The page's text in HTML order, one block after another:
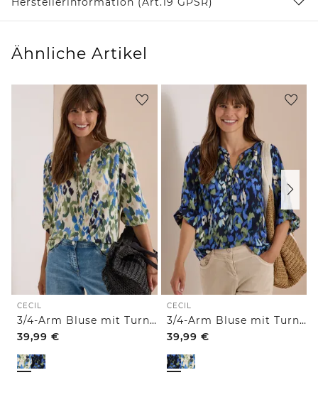
Ähnliche Artikel
CECIL
3/4-Arm Bluse mit Turn-Up und Print
39,99 €
CECIL
3/4-Arm Bluse mit Turn-Up und Print
39,99 €